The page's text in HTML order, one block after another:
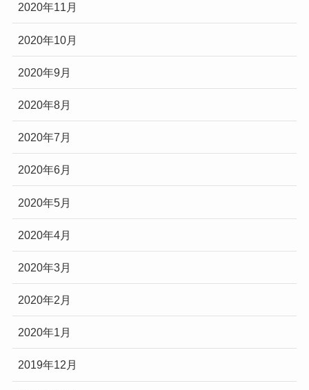
2020年11月
2020年10月
2020年9月
2020年8月
2020年7月
2020年6月
2020年5月
2020年4月
2020年3月
2020年2月
2020年1月
2019年12月